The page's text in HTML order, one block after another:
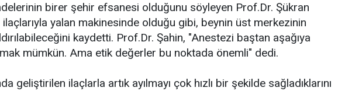
birer şehir efsanesi olduğunu söyleyen Prof.Dr. Şükran
yalan makinesinde olduğu gibi, beynin üst merkezinin
kaydetti. Prof.Dr. Şahin, "Anestezi baştan aşağıya
mümkün. Ama etik değerler bu noktada önemli" dedi.
geliştirilen ilaçlarla artık ayılmayı çok hızlı bir şekilde sağladıklarını